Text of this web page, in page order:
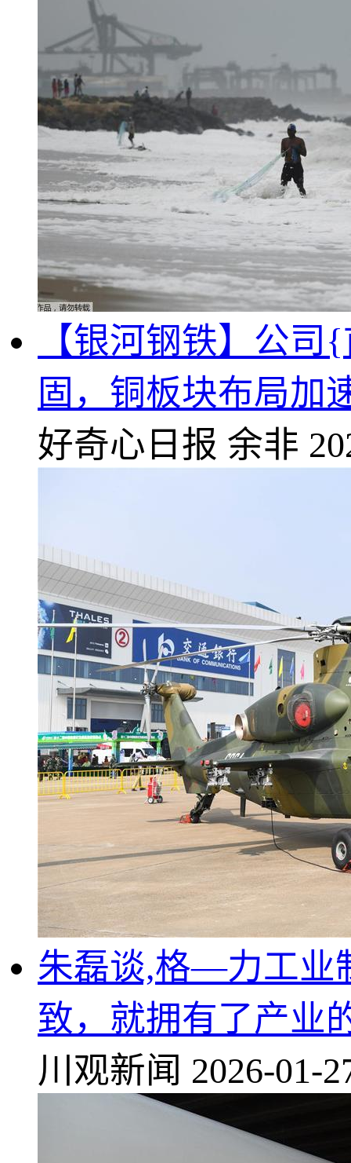
【银河钢铁】公
固，铜板块布局加
好奇心日报 余非
朱磊谈,格—力工业
致，就拥有了产业
川观新闻 2026-01-